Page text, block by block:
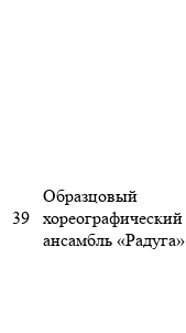
39
Образцовый
хореографический
ансамбль «Радуга»